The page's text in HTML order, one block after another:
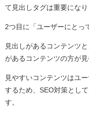
て見出しタグは重要になり
2つ目に「ユーザーにとっ
見出しがあるコンテンツ
があるコンテンツの方が見
見やすいコンテンツはユ
するため、SEO対策とし
す。